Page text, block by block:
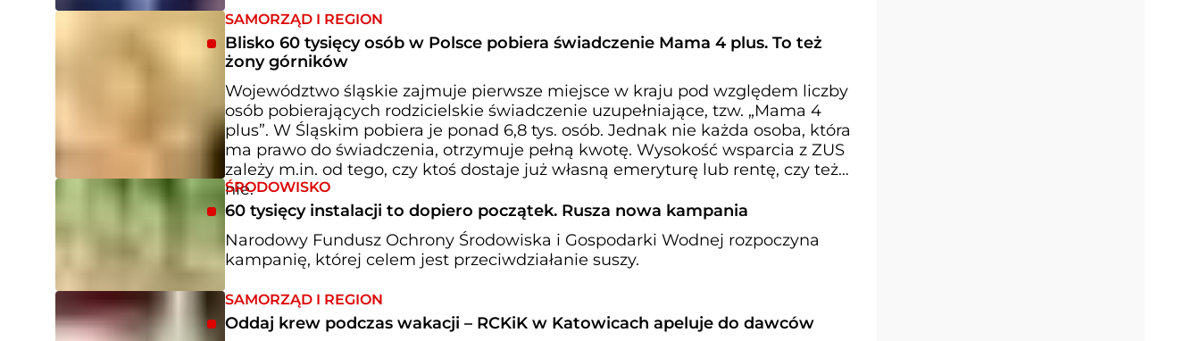
SAMORZĄD I REGION
Blisko 60 tysięcy osób w Polsce pobiera świadczenie Mama 4 plus. To też
żony górników
Województwo śląskie zajmuje pierwsze miejsce w kraju pod względem liczby
osób pobierających rodzicielskie świadczenie uzupełniające, tzw. „Mama 4
plus”. W Śląskim pobiera je ponad 6,8 tys. osób. Jednak nie każda osoba, która
ma prawo do świadczenia, otrzymuje pełną kwotę. Wysokość wsparcia z ZUS
zależy m.in. od tego, czy ktoś dostaje już własną emeryturę lub rentę, czy też
nie.
ŚRODOWISKO
60 tysięcy instalacji to dopiero początek. Rusza nowa kampania
Narodowy Fundusz Ochrony Środowiska i Gospodarki Wodnej rozpoczyna
kampanię, której celem jest przeciwdziałanie suszy.
SAMORZĄD I REGION
Oddaj krew podczas wakacji – RCKiK w Katowicach apeluje do dawców